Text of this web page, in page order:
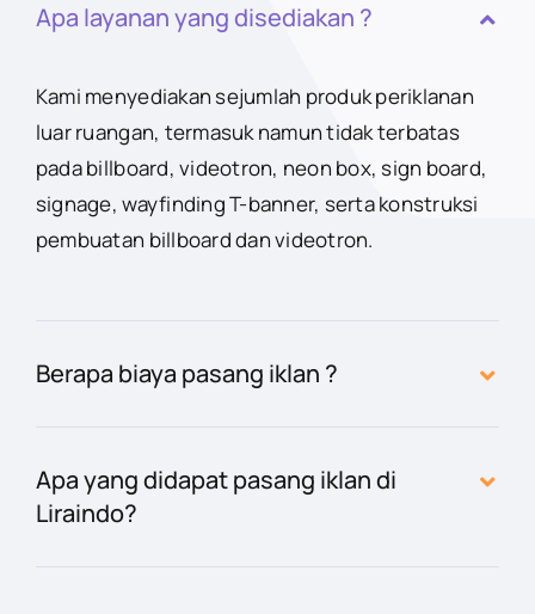
Apa layanan yang disediakan ?
Kami menyediakan sejumlah produk periklanan
luar ruangan, termasuk namun tidak terbatas
pada billboard, videotron, neon box, sign board,
signage, wayfinding T-banner, serta konstruksi
pembuatan billboard dan videotron.
Berapa biaya pasang iklan ?
Apa yang didapat pasang iklan di
Liraindo?